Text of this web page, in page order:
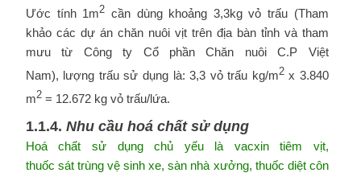
Ước tính 1m2 cần dùng khoảng 3,3kg vỏ trấu (Tham
khảo các dự án chăn nuôi vịt trên địa bàn tỉnh và tham
mưu từ Công ty Cổ phần Chăn nuôi C.P Việt
Nam), lượng trấu sử dụng là: 3,3 vỏ trấu kg/m2x 3.840
m2= 12.672 kg vỏ trấu/lứa.
1.1.4. Nhu cầu hoá chất sử dụng
Hoá chất sử dụng chủ yếu là vacxin tiêm vịt,
thuốc sát trùng vệ sinh xe, sàn nhà xưởng, thuốc diệt côn